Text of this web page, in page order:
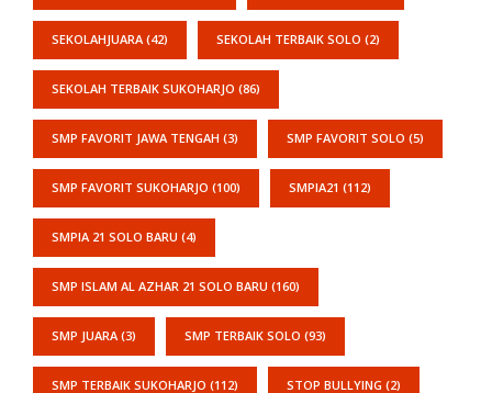
SEKOLAHJUARA (42) SEKOLAH TERBAIK SOLO (2)
SEKOLAH TERBAIK SUKOHARJO (86)
SMP FAVORIT JAWA TENGAH (3) SMP FAVORIT SOLO (5)
SMP FAVORIT SUKOHARJO (100) SMPIA21 (112)
SMPIA 21 SOLO BARU (4)
SMP ISLAM AL AZHAR 21 SOLO BARU (160)
SMP JUARA (3) SMP TERBAIK SOLO (93)
SMP TERBAIK SUKOHARJO (112) STOP BULLYING (2)